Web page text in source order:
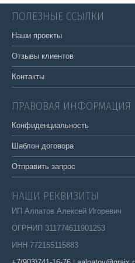
ПОЛЕЗНЫЕ ССЫЛКИ
Наши проекты
Отзывы клиентов
Контакты
ПРАВОВАЯ ИНФОРМАЦИЯ
Конфиденциальность
Шаблон договора
Отправить запрос
НАШИ РЕКВИЗИТЫ
ИП Алпатов Алексей Игоревич
ОГРНИП 311774611901253
ИНН 772155115883